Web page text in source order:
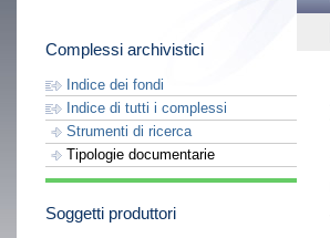
Complessi archivistici
Indice dei fondi
Indice di tutti i complessi
Strumenti di ricerca
Tipologie documentarie
Soggetti produttori